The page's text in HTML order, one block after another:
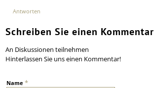
Antworten
Schreiben Sie einen Kommentar
An Diskussionen teilnehmen
Hinterlassen Sie uns einen Kommentar!
Name*